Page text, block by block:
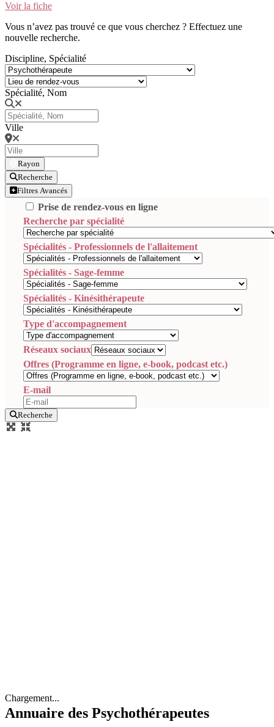
Voir la fiche
Vous n’avez pas trouvé ce que vous cherchez ? Effectuez une
nouvelle recherche.
Discipline, Spécialité
Spécialité, Nom
Ville
Rayon
Recherche
Filtres Avancés
Prise de rendez-vous en ligne
Recherche par spécialité
Spécialités - Professionnels de l'allaitement
Spécialités - Sage-femme
Spécialités - Kinésithérapeute
Type d'accompagnement
Réseaux sociaux
Offres (Programme en ligne, e-book, podcast etc.)
E-mail
Recherche
Chargement...
Annuaire des Psychothérapeutes